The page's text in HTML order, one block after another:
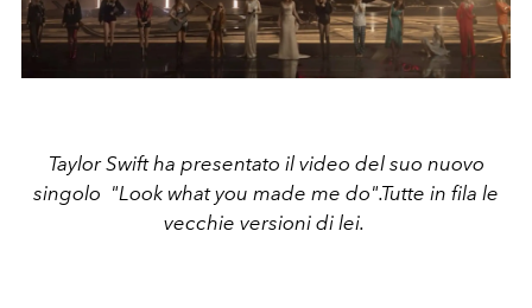
Taylor Swift ha presentato il video del suo nuovo
singolo "Look what you made me do".Tutte in fila le
vecchie versioni di lei.